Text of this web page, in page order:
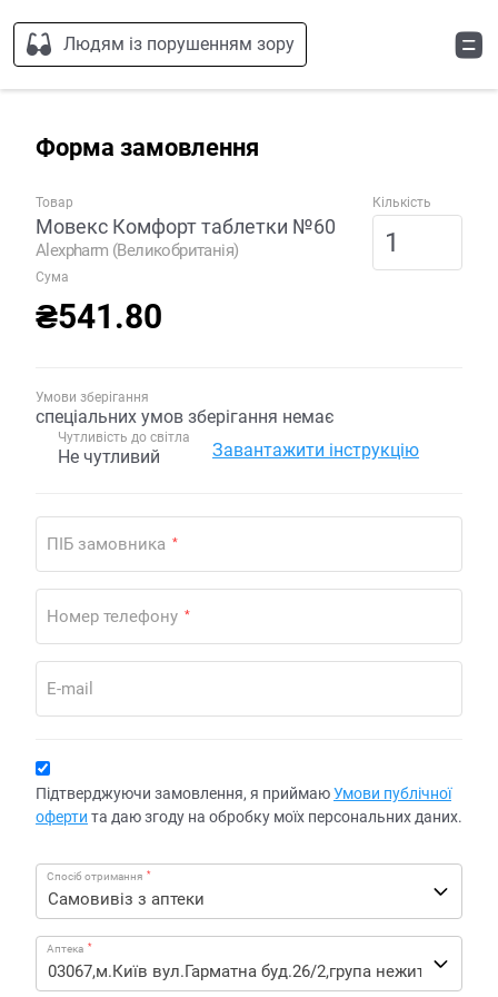
Людям із порушенням зору
Форма замовлення
Товар
Мовекс Комфорт таблетки №60
Alexpharm (Великобританія)
Кількість
Сума
₴541.80
Умови зберігання
спеціальних умов зберігання немає
Чутливість до світла
Не чутливий Завантажити інструкцію
ПІБ замовника *
Номер телефону *
E-mail
Підтверджуючи замовлення, я приймаюУмови публічної
оферти та даю згоду на обробку моїх персональних даних.
Спосіб отримання *
Аптека *